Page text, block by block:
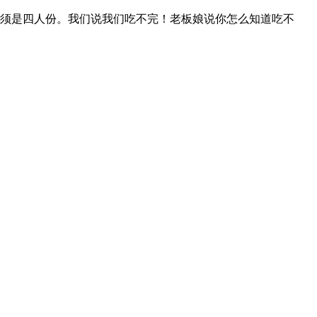
是四人份。我们说我们吃不完！老板娘说你怎么知道吃不